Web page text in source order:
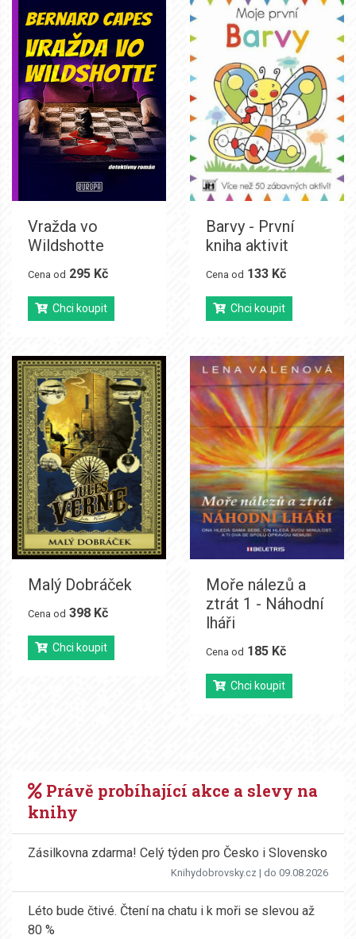
Vražda vo
Wildshotte
Cena od 295 Kč
Chci koupit
Barvy - První
kniha aktivit
Cena od 133 Kč
Chci koupit
Malý Dobráček
Cena od 398 Kč
Chci koupit
Moře nálezů a
ztrát 1 - Náhodní
lháři
Cena od 185 Kč
Chci koupit
Právě probíhající akce a slevy na
knihy
Zásilkovna zdarma! Celý týden pro Česko i Slovensko
Knihydobrovsky.cz | do 09.08.2026
Léto bude čtivé. Čtení na chatu i k moři se slevou až
80 %